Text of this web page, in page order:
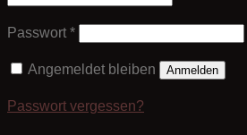
Passwort *Erforderlich
Angemeldet bleiben Anmelden
Passwort vergessen?